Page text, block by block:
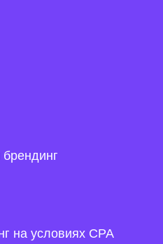
брендинг
на условиях CPA